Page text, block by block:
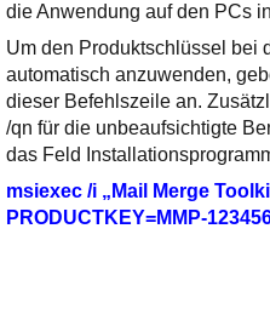
die Anwendung auf den PCs
Um den Produktschlüssel bei
automatisch anzuwenden,
dieser Befehlszeile an.
/qn für die unbeaufsichtigte
das Feld
msiexec /i „Mail Merge
PRODUCTKEY=MMP-